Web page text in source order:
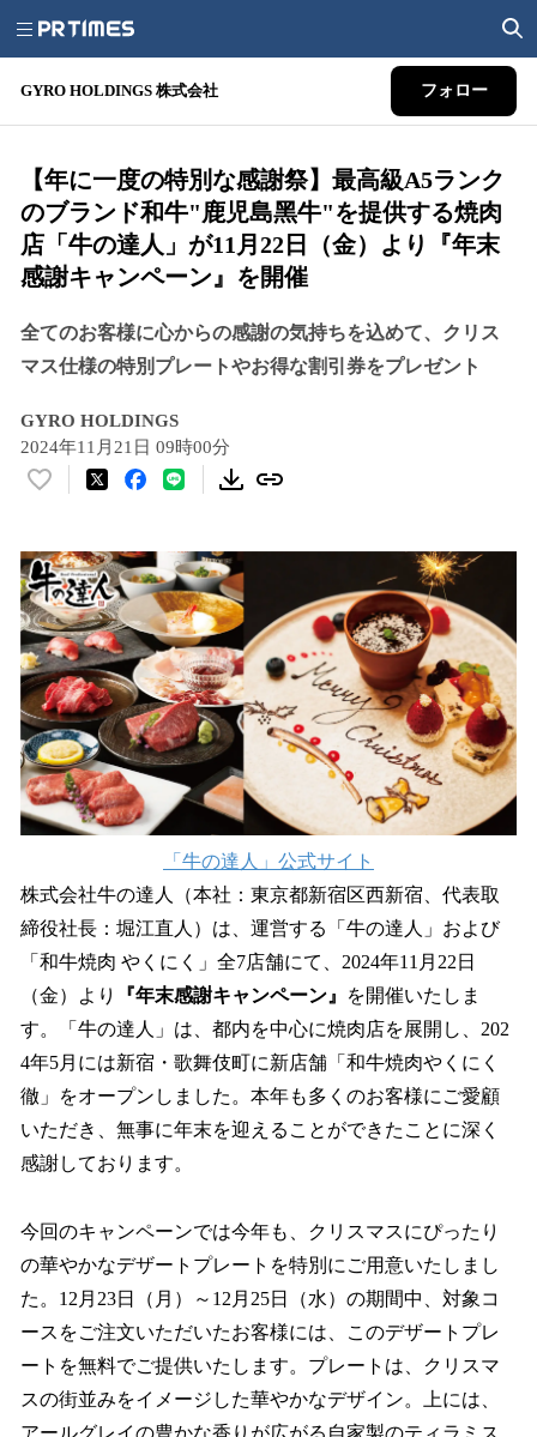
GYRO HOLDINGS 株式会社 フォロー
【年に⼀度の特別な感謝祭】最⾼級A5ランク
のブランド和⽜"⿅児島⿊⽜"を提供する焼肉
店「⽜の達⼈」が11月22日（金）より『年末
感謝キャンペーン』を開催
全てのお客様に⼼からの感謝の気持ちを込めて、クリス
マス仕様の特別プレートやお得な割引券をプレゼント
GYRO HOLDINGS
2024年11月21日 09時00分
い
！
数
を
読
み
込
み
中
で
す
「牛の達人」公式サイト
株式会社⽜の達⼈（本社：東京都新宿区⻄新宿、代表取
締役社⻑：堀江直⼈）は、運営する「⽜の達⼈」および
「和⽜焼⾁ やくにく」全7店舗にて、2024年11⽉22⽇
（⾦）より
『年末感謝キャンペーン』
を開催いたしま
す。「⽜の達⼈」は、都内を中⼼に焼⾁店を展開し、202
4年5⽉には新宿・歌舞伎町に新店舗「和牛焼肉やくにく
徹」をオープンしました。本年も多くのお客様にご愛顧
いただき、無事に年末を迎えることができたことに深く
感謝しております。
今回のキャンペーンでは今年も、クリスマスにぴったり
の華やかなデザートプレートを特別にご⽤意いたしまし
た。12月23日（月）～12月25日（水）の期間中、対象コ
ースをご注⽂いただいたお客様には、このデザートプレ
ートを無料でご提供いたします。プレートは、クリスマ
スの街並みをイメージした華やかなデザイン。上には、
アールグレイの豊かな⾹りが広がる⾃家製のティラミス